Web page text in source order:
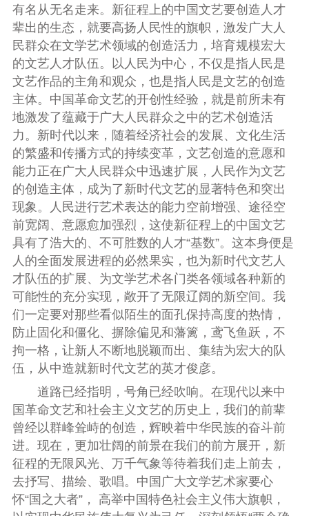
有名从无名走来。新征程上的中国文艺要创造人才
辈出的生态，就要高扬人民性的旗帜，激发广大人
民群众在文学艺术领域的创造活力，培育规模宏大
的文艺人才队伍。以人民为中心，不仅是指人民是
文艺作品的主角和观众，也是指人民是文艺的创造
主体。中国革命文艺的开创性经验，就是前所未有
地激发了蕴藏于广大人民群众之中的艺术创造活
力。新时代以来，随着经济社会的发展、文化生活
的繁盛和传播方式的持续变革，文艺创造的意愿和
能力正在广大人民群众中迅速扩展，人民作为文艺
的创造主体，成为了新时代文艺的显著特色和突出
现象。人民进行艺术表达的能力空前增强、途径空
前宽阔、意愿愈加强烈，这使新征程上的中国文艺
具有了浩大的、不可胜数的人才“基数”。这本身便是
人的全面发展进程的必然果实，也为新时代文艺人
才队伍的扩展、为文学艺术各门类各领域各种新的
可能性的充分实现，敞开了无限辽阔的新空间。我
们一定要对那些看似陌生的面孔保持高度的热情，
防止固化和僵化、摒除偏见和藩篱，鸢飞鱼跃，不
拘一格，让新人不断地脱颖而出、集结为宏大的队
伍，从中造就新时代文艺的英才俊彦。
道路已经指明，号角已经吹响。在现代以来中
国革命文艺和社会主义文艺的历史上，我们的前辈
曾经以群峰耸峙的创造，辉映着中华民族的奋斗前
进。现在，更加壮阔的前景在我们的前方展开，新
征程的无限风光、万千气象等待着我们走上前去，
去抒写、描绘、歌唱。中国广大文学艺术家要心
怀“国之大者”， 高举中国特色社会主义伟大旗帜，